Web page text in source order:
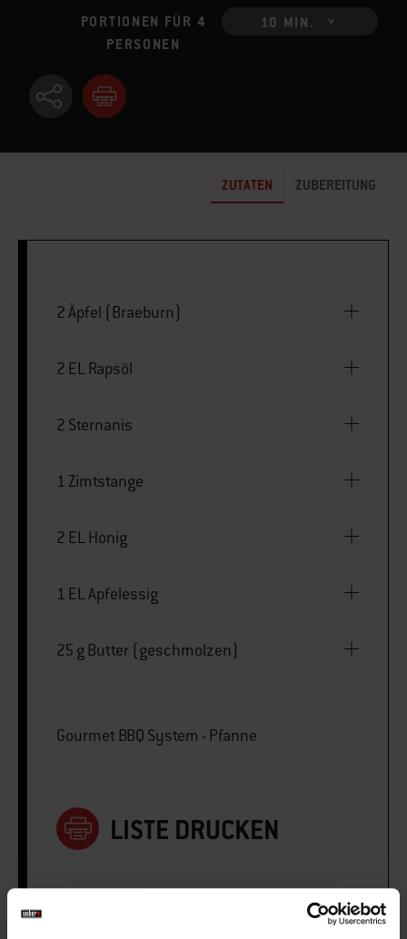
PORTIONEN FÜR 4
PERSONEN
10 MIN.
ZUTATEN ZUBEREITUNG
2 Äpfel (Braeburn)
2 EL Rapsöl
2 Sternanis
1 Zimtstange
2 EL Honig
1 EL Apfelessig
25 g Butter (geschmolzen)
Gourmet BBQ System - Pfanne
LISTE DRUCKEN